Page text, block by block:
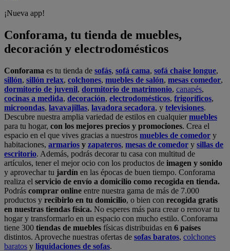
¡Nueva app!
Conforama, tu tienda de muebles,
decoración y electrodomésticos
Conforama es tu tienda de sofás, sofá cama, sofá chaise longue,
sillón, sillón relax, colchones, muebles de salón, mesas comedor,
dormitorio de juvenil, dormitorio de matrimonio, canapés,
cocinas a medida, decoración, electrodomésticos, frigoríficos,
microondas, lavavajillas, lavadora secadora, y televisiones.
Descubre nuestra amplia variedad de estilos en cualquiermuebles
para tu hogar, con los mejores precios y promociones. Crea el
espacio en el que vives gracias a nuestros muebles de comedor y
habitaciones, armarios y zapateros, mesas de comedor y sillas de
escritorio. Además, podrás decorar tu casa con multitud de
artículos, tener el mejor ocio con los productos de imagen y sonido
y aprovechar tu jardín en las épocas de buen tiempo. Conforama
realiza el servicio de envío a domicilio como recogida en tienda.
Podrás comprar online entre nuestra gama de más de 7.000
productos y recibirlo en tu domicilio, o bien con recogida gratis
en nuestras tiendas física. No esperes más para crear o renovar tu
hogar y transformarlo en un espacio con mucho estilo. Conforama
tiene 300 tiendas de muebles físicas distribuidas en 6 países
distintos. Aproveche nuestras ofertas de sofas baratos, colchones
baratos y liquidaciones de sofas.